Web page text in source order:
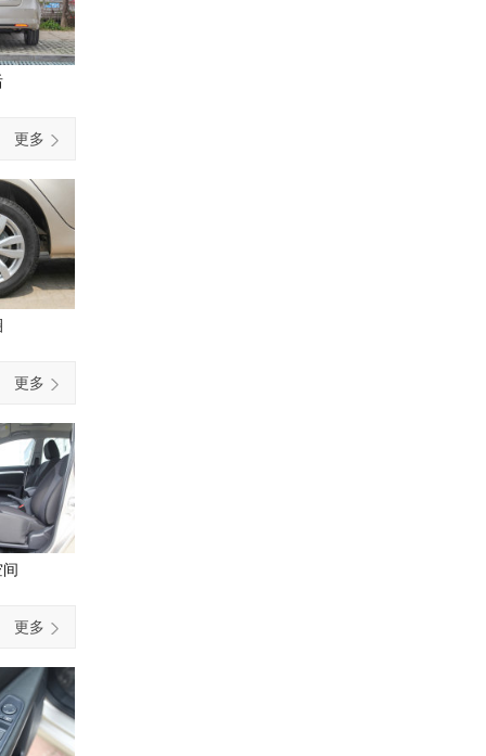
更多
更多
更多